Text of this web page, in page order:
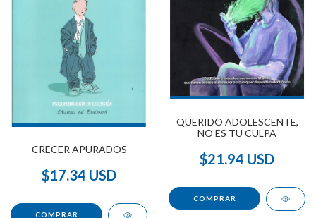
CRECER APURADOS
$17.34 USD
QUERIDO ADOLESCENTE,
NO ES TU CULPA
$21.94 USD